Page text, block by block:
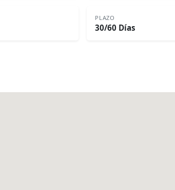
PLAZO
30/60 Días